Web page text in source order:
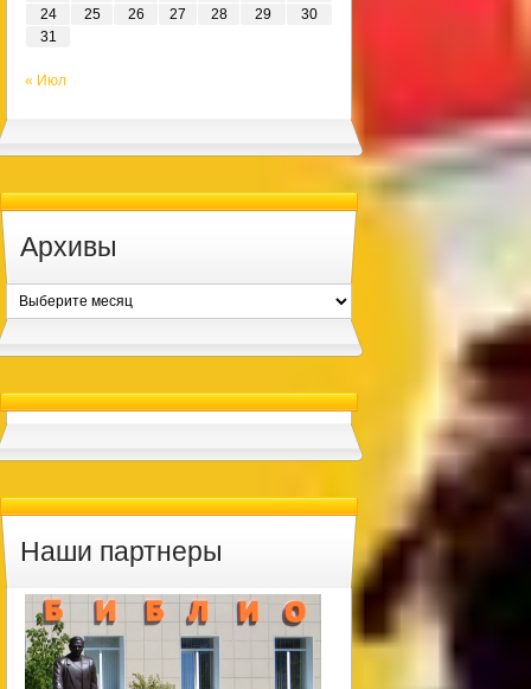
24
25 26 27 28 29
30
31
« Июл
Архивы
Архивы
Наши партнеры